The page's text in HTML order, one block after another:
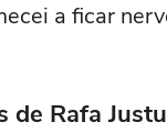
a ficar
de Rafa